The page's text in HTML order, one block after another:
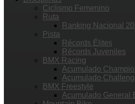
Ciclismo Femenino
Ruta
Ranking Nacional
Pista
Récords Élites
Récords Juveniles
BMX Racing
Acumulado
Acumulado
BMX Freestyle
Acumulado General